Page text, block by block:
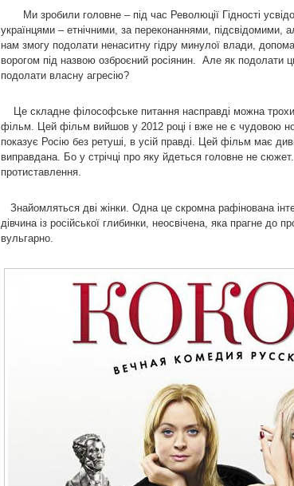
Ми зробили головне – під час Революції Гідності
українцями – етнічними, за переконаннями, підсвідомими,
нам змогу подолати ненаситну гідру минулої влади,
ворогом під назвою озброєний росіянин. Але як подолати
подолати власну агресію?
Це складне філософське питання насправді можна трохи
фільм. Цей фільм вийшов у 2012 році і вже не є чудовою
показує Росію без ретуші, в усій правді. Цей фільм має
виправдана. Бо у стрічці про яку йдеться головне не
протиставлення.
Знайомляться дві жінки. Одна це скромна рафінована
дівчина із російської глибинки, неосвічена, яка прагне до
вульгарно.